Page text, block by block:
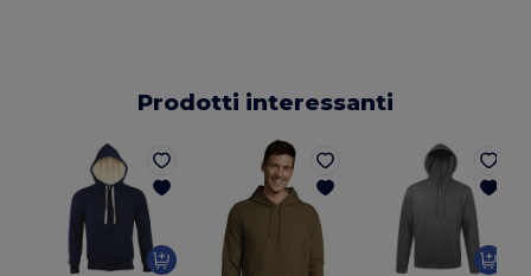
Prodotti interessanti